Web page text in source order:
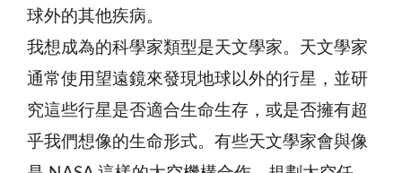
球外的其他疾病。
我想成為的科學家類型是天文學家。天文學家
通常使用望遠鏡來發現地球以外的行星，並研
究這些行星是否適合生命生存，或是否擁有超
乎我們想像的生命形式。有些天文學家會與像